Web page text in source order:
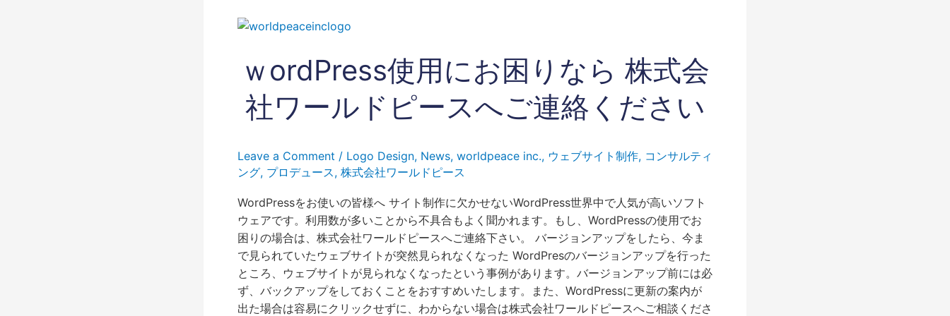
ｗordPress使用にお困りなら 株式会
社ワールドピースへご連絡ください
Leave a Comment / Logo Design, News, worldpeace inc., ウェブサイト制作, コンサルティ
ング, プロデュース, 株式会社ワールドピース
WordPressをお使いの皆様へ サイト制作に欠かせないWordPress世界中で人気が高いソフト
ウェアです。利用数が多いことから不具合もよく聞かれます。もし、WordPressの使用でお
困りの場合は、株式会社ワールドピースへご連絡下さい。 バージョンアップをしたら、今ま
で見られていたウェブサイトが突然見られなくなった WordPresのバージョンアップを行った
ところ、ウェブサイトが見られなくなったという事例があります。バージョンアップ前には必
ず、バックアップをしておくことをおすすめいたします。また、WordPressに更新の案内が
出た場合は容易にクリックせずに、わからない場合は株式会社ワールドピースへご相談くださ
ｗ
お
り
な
株
式
会
社
ワ
ー
ル